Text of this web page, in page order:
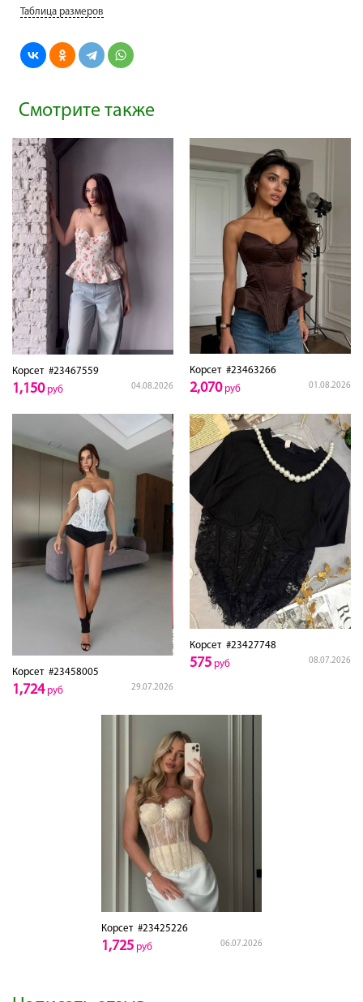
Таблица размеров
Смотрите также
Корсет#23467559
04.08.2026
1,150руб
Корсет#23463266
01.08.2026
2,070руб
Корсет#23458005
29.07.2026
1,724руб
Корсет#23427748
08.07.2026
575 руб
Корсет#23425226
06.07.2026
1,725руб